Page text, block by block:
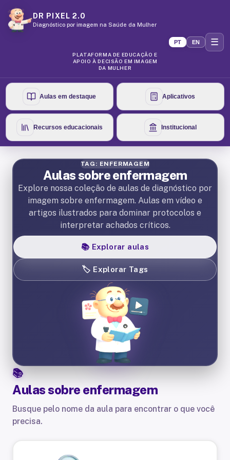
DR PIXEL 2.0
Diagnóstico por imagem na Saúde da Mulher
PLATAFORMA DE EDUCAÇÃO E
APOIO À DECISÃO EM IMAGEM
DA MULHER
PT EN ☰
Aulas em destaque Aplicativos
Recursos educacionais Institucional
TAG: ENFERMAGEM
Aulas sobre enfermagem
Explore nossa coleção de aulas de diagnóstico por
imagem sobre enfermagem. Aulas em vídeo e
artigos ilustrados para dominar protocolos e
interpretar achados críticos.
📚 Explorar aulas
🏷️ Explorar Tags
Aulas sobre enfermagem
Busque pelo nome da aula para encontrar o que você
precisa.